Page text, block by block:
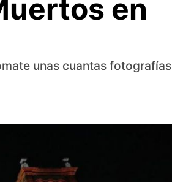
en
unas cuantas fotografías